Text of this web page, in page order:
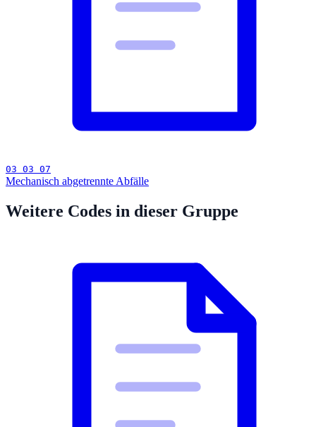
03 03 07
Mechanisch abgetrennte Abfälle
Weitere Codes in dieser Gruppe